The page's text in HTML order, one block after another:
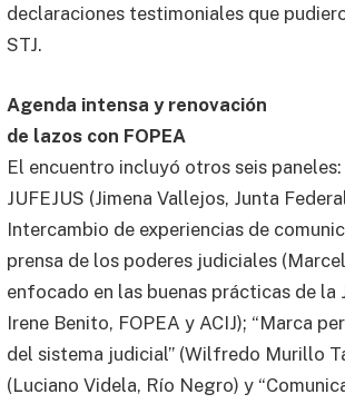
declaraciones testimoniales que
STJ.
Agenda intensa y renovación
de lazos con FOPEA
El encuentro incluyó otros seis
JUFEJUS (Jimena Vallejos, Junta
Intercambio de experiencias de
prensa de los poderes judiciales
enfocado en las buenas prácticas de la
Irene Benito, FOPEA y ACIJ); “Marca
del sistema judicial” (Wilfredo Murillo
(Luciano Videla, Río Negro) y